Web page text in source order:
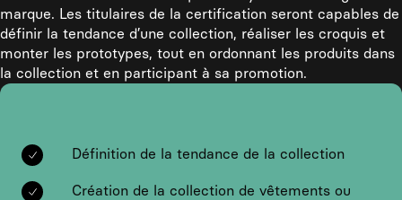
marque. Les titulaires de la certification seront capables de
définir la tendance d’une collection, réaliser les croquis et
monter les prototypes, tout en ordonnant les produits dans
la collection et en participant à sa promotion.
Définition de la tendance de la collection
Création de la collection de vêtements ou